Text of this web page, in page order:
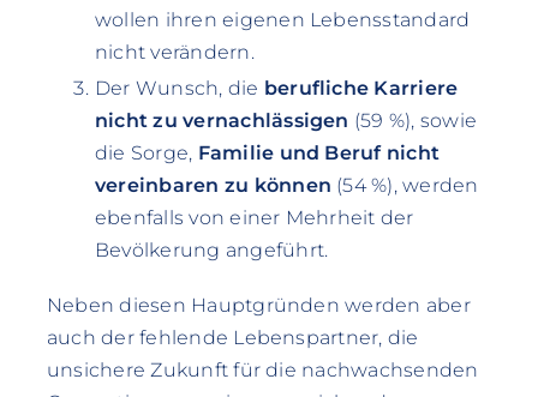
wollen ihren eigenen Lebensstandard
nicht verändern.
Der Wunsch, die berufliche Karriere
nicht zu vernachlässigen (59 %), sowie
die Sorge, Familie und Beruf nicht
vereinbaren zu können (54 %), werden
ebenfalls von einer Mehrheit der
Bevölkerung angeführt.
Neben diesen Hauptgründen werden aber
auch der fehlende Lebenspartner, die
unsichere Zukunft für die nachwachsenden